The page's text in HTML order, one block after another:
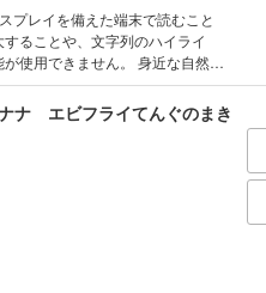
プレイを備えた端末で読むこと
ることや、文字列のハイライ
ません。 身近な自然現
その仲間たちが解き明かすお話
やりかたも掲載しているので、
ます。自然の不思議に目を向け
ナ エビフライてんぐのまき